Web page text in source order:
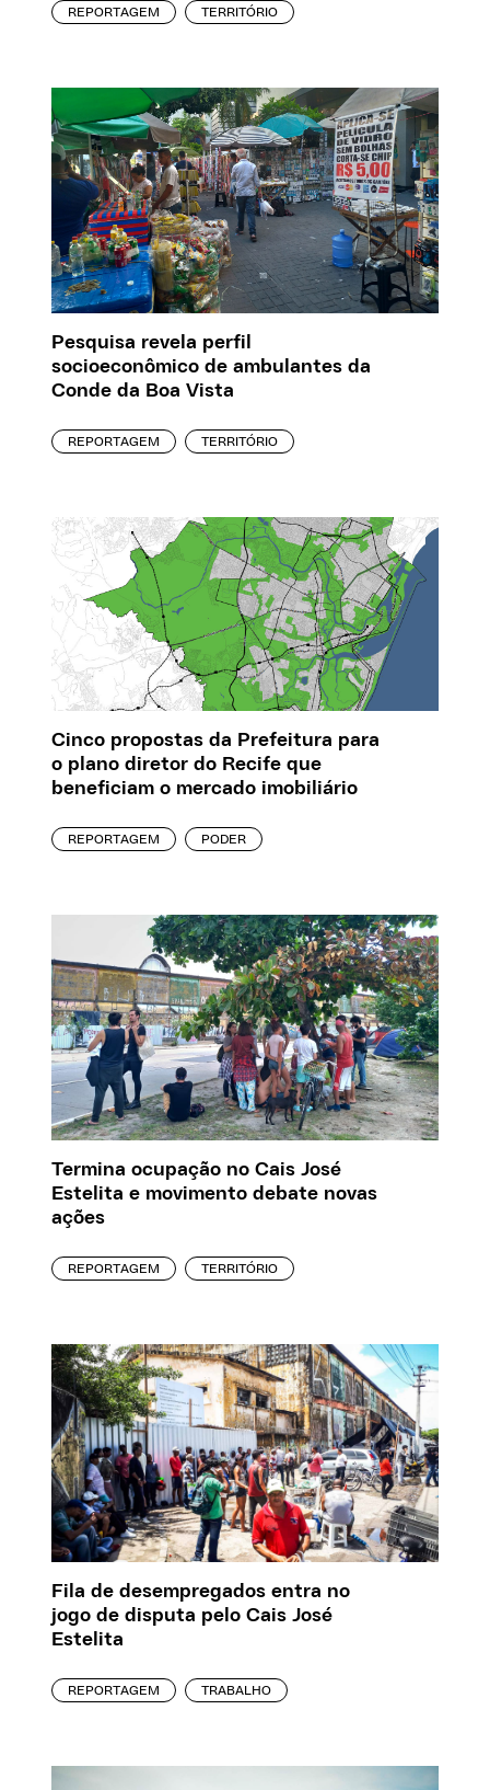
REPORTAGEM TERRITÓRIO
Pesquisa revela perfil
socioeconômico de ambulantes da
Conde da Boa Vista
REPORTAGEM TERRITÓRIO
Cinco propostas da Prefeitura para
o plano diretor do Recife que
beneficiam o mercado imobiliário
REPORTAGEM PODER
Termina ocupação no Cais José
Estelita e movimento debate novas
ações
REPORTAGEM TERRITÓRIO
Fila de desempregados entra no
jogo de disputa pelo Cais José
Estelita
REPORTAGEM TRABALHO